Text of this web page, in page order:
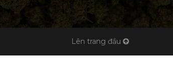
Lên trang đầu